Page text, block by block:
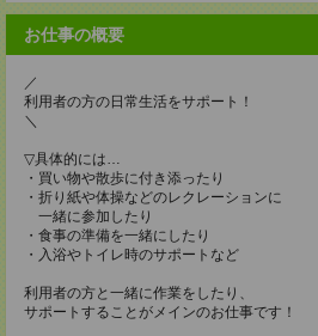
お仕事の概要
／
利用者の方の日常生活をサポート！
＼
▽具体的には…
・買い物や散歩に付き添ったり
・折り紙や体操などのレクレーションに
一緒に参加したり
・食事の準備を一緒にしたり
・入浴やトイレ時のサポートなど
利用者の方と一緒に作業をしたり、
サポートすることがメインのお仕事です！